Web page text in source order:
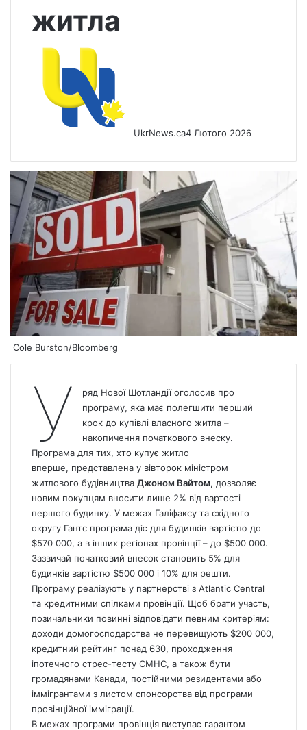
житла
UkrNews.ca4 Лютого 2026
Cole Burston/Bloomberg
У
ряд Нової Шотландії оголосив про
програму, яка має полегшити перший
крок до купівлі власного житла –
накопичення початкового внеску.
Програма для тих, хто купує житло
вперше, представлена у вівторок міністром
житлового будівництва Джоном Вайтом, дозволяє
новим покупцям вносити лише 2% від вартості
першого будинку. У межах Галіфаксу та східного
округу Гантс програма діє для будинків вартістю до
$570 000, а в інших регіонах провінції – до $500 000.
Зазвичай початковий внесок становить 5% для
будинків вартістю $500 000 і 10% для решти.
Програму реалізують у партнерстві з Atlantic Central
та кредитними спілками провінції. Щоб брати участь,
позичальники повинні відповідати певним критеріям:
доходи домогосподарства не перевищують $200 000,
кредитний рейтинг понад 630, проходження
іпотечного стрес-тесту CMHC, а також бути
громадянами Канади, постійними резидентами або
іммігрантами з листом спонсорства від програми
провінційної імміграції.
В межах програми провінція виступає гарантом